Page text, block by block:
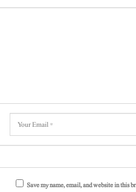
Save my name, email, and website in